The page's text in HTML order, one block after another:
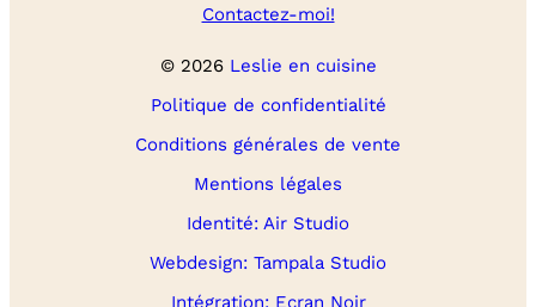
Contactez-moi!
© 2026 Leslie en cuisine
Politique de confidentialité
Conditions générales de vente
Mentions légales
Identité: Air Studio
Webdesign: Tampala Studio
Intégration: Ecran Noir